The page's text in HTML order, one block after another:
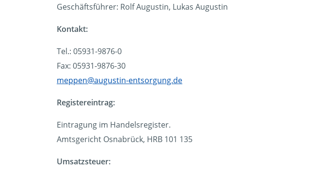
Geschäftsführer: Rolf Augustin, Lukas Augustin
Kontakt:
Tel.: 05931-9876-0
Fax: 05931-9876-30
meppen@augustin-entsorgung.de
Registereintrag:
Eintragung im Handelsregister.
Amtsgericht Osnabrück, HRB 101 135
Umsatzsteuer: